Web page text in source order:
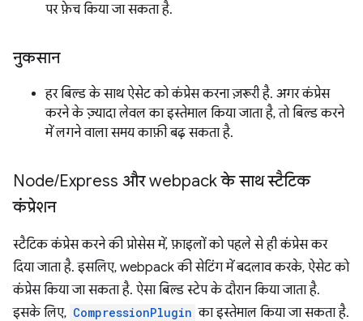
पर फ़ेच किया जा सकता है.
नुकसान
हर बिल्ड के साथ ऐसेट को कंप्रेस करना ज़रूरी है. अगर कंप्रेस
करने के ज़्यादा लेवल का इस्तेमाल किया जाता है, तो बिल्ड करने
में लगने वाला समय काफ़ी बढ़ सकता है.
Node/Express और webpack के साथ स्टैटिक
कंप्रेशन
स्टैटिक कंप्रेस करने की प्रोसेस में, फ़ाइलों को पहले से ही कंप्रेस कर
दिया जाता है. इसलिए, webpack की सेटिंग में बदलाव करके, ऐसेट को
कंप्रेस किया जा सकता है. ऐसा बिल्ड स्टेप के दौरान किया जाता है.
इसके लिए, CompressionPlugin का इस्तेमाल किया जा सकता है.